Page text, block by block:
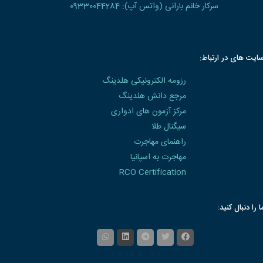
سرکار خانم بارانی (واتس آپ): 09330044284
های در ارتباط:
رزومه الکترونیکی هلدینگ
مرجع دانش هلدینگ
مرکز آزمون های ادواری
سیگنال طلا
راهنمای مهاجرت
مهاجرت به اسپانیا
RCO Certification
را دنبال کنید: